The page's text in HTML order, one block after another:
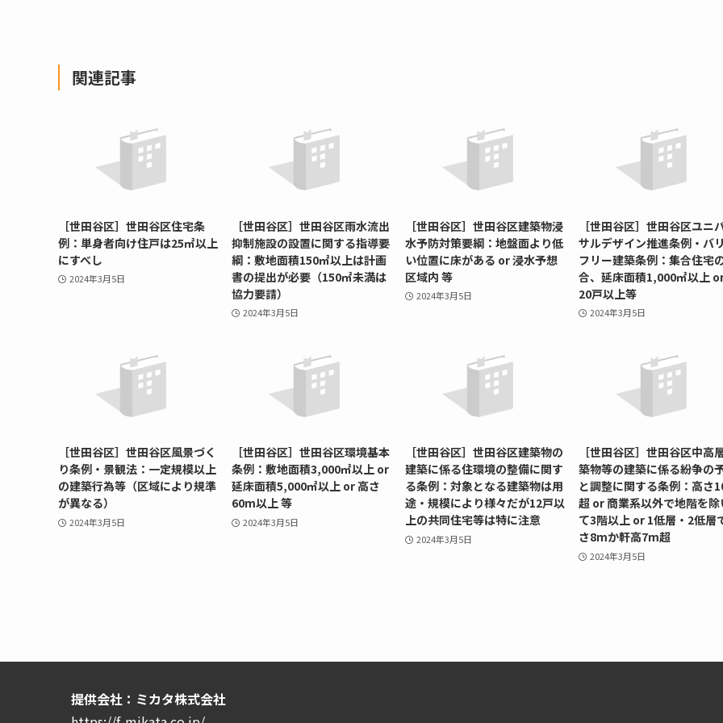
関連記事
［世田谷区］世田谷区住宅条
例：単身者向け住戸は25㎡以上
にすべし
2024年3月5日
［世田谷区］世田谷区雨水流出
抑制施設の設置に関する指導要
綱：敷地面積150㎡以上は計画
書の提出が必要（150㎡未満は
協力要請）
2024年3月5日
［世田谷区］世田谷区建築物浸
水予防対策要綱：地盤面より低
い位置に床がある or 浸水予想
区域内 等
2024年3月5日
［世田谷区］世田谷区ユニ
サルデザイン推進条例・バ
フリー建築条例：集合住宅
合、延床面積1,000㎡以上
20戸以上等
2024年3月5日
［世田谷区］世田谷区風景づく
り条例・景観法：一定規模以上
の建築行為等（区域により規準
が異なる）
2024年3月5日
［世田谷区］世田谷区環境基本
条例：敷地面積3,000㎡以上 or
延床面積5,000㎡以上 or 高さ
60m以上 等
2024年3月5日
［世田谷区］世田谷区建築物の
建築に係る住環境の整備に関す
る条例：対象となる建築物は用
途・規模により様々だが12戸以
上の共同住宅等は特に注意
2024年3月5日
［世田谷区］世田谷区中高
築物等の建築に係る紛争の
と調整に関する条例：高さ
超 or 商業系以外で地階を除
て3階以上 or 1低層・2低層
さ8mか軒高7m超
2024年3月5日
提供会社：ミカタ株式会社